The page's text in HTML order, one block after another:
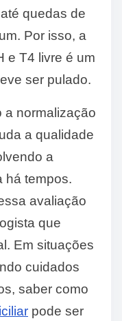
quedas de
Por isso, a
e T4 livre é um
ser pulado.
a normalização
a qualidade
a
há tempos.
avaliação
que
Em situações
cuidados
saber como
pode ser